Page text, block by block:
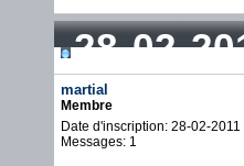
28-02-
martial
Membre
Date d'inscription: 28-02-2011
Messages: 1